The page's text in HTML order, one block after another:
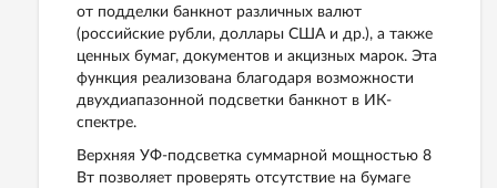
от подделки банкнот различных валют
(российские рубли, доллары США и др.), а также
ценных бумаг, документов и акцизных марок. Эта
функция реализована благодаря возможности
двухдиапазонной подсветки банкнот в ИК-
спектре.
Верхняя УФ-подсветка суммарной мощностью 8
Вт позволяет проверять отсутствие на бумаге